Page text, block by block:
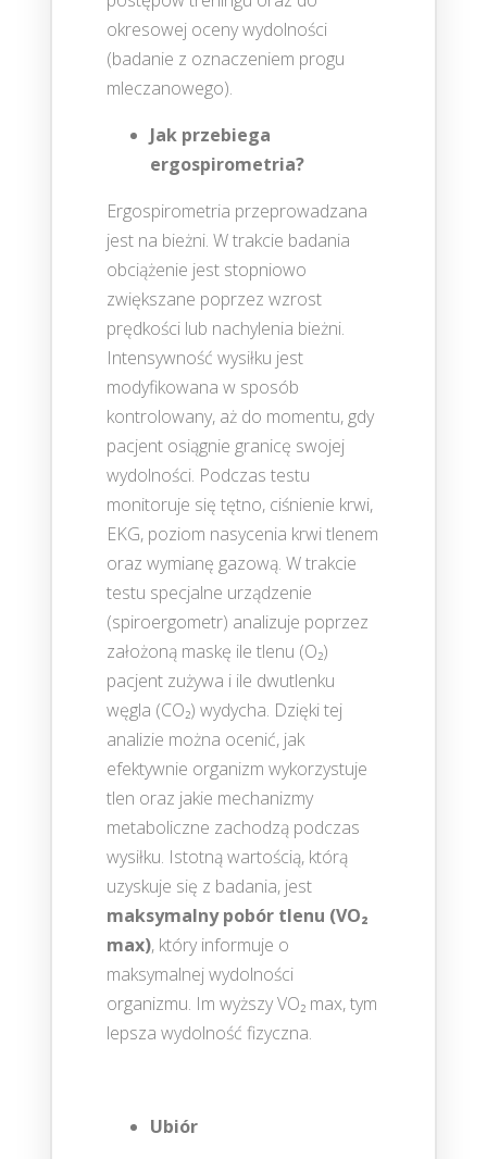
okresowej oceny wydolności
(badanie z oznaczeniem progu
mleczanowego).
Jak przebiega
ergospirometria?
Ergospirometria przeprowadzana
jest na bieżni. W trakcie badania
obciążenie jest stopniowo
zwiększane poprzez wzrost
prędkości lub nachylenia bieżni.
Intensywność wysiłku jest
modyfikowana w sposób
kontrolowany, aż do momentu, gdy
pacjent osiągnie granicę swojej
wydolności. Podczas testu
monitoruje się tętno, ciśnienie krwi,
EKG, poziom nasycenia krwi tlenem
oraz wymianę gazową. W trakcie
testu specjalne urządzenie
(spiroergometr) analizuje poprzez
założoną maskę ile tlenu (O₂)
pacjent zużywa i ile dwutlenku
węgla (CO₂) wydycha. Dzięki tej
analizie można ocenić, jak
efektywnie organizm wykorzystuje
tlen oraz jakie mechanizmy
metaboliczne zachodzą podczas
wysiłku. Istotną wartością, którą
uzyskuje się z badania, jest
maksymalny pobór tlenu (VO₂
max), który informuje o
maksymalnej wydolności
organizmu. Im wyższy VO₂ max, tym
lepsza wydolność fizyczna.
Ubiór